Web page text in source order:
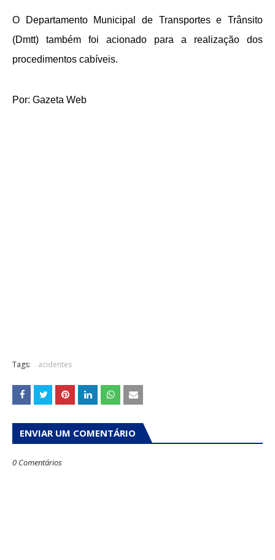
O Departamento Municipal de Transportes e Trânsito
(Dmtt) também foi acionado para a realização dos
procedimentos cabíveis.
Por: Gazeta Web
Tags: acidentes
ENVIAR UM COMENTÁRIO
0 Comentários